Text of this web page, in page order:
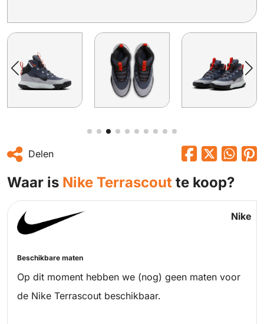
Delen
Waar is Nike Terrascout te koop?
Nike
Beschikbare maten
Op dit moment hebben we (nog) geen maten voor
de Nike Terrascout beschikbaar.